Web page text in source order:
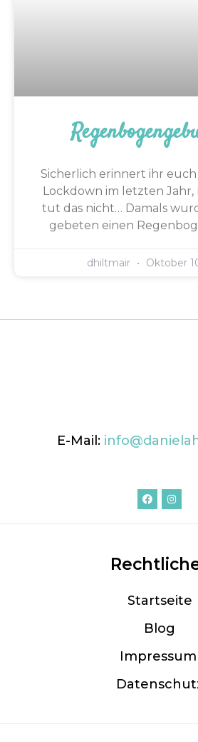
Sicherlich erinnert ihr
Lockdown im letzten
tut das nicht… Damals
gebeten einen
dhiltmair Oktober
E-Mail:
Startseite
Blog
Impressum